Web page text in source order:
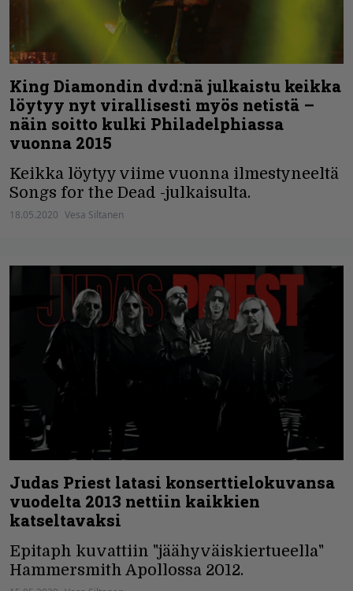
King Diamondin dvd:nä julkaistu keikka
löytyy nyt virallisesti myös netistä –
näin soitto kulki Philadelphiassa
vuonna 2015
Keikka löytyy viime vuonna ilmestyneeltä
Songs for the Dead -julkaisulta.
18.05.2020 Vesa Siltanen
Judas Priest latasi konserttielokuvansa
vuodelta 2013 nettiin kaikkien
katseltavaksi
Epitaph kuvattiin "jäähyväiskiertueella"
Hammersmith Apollossa 2012.